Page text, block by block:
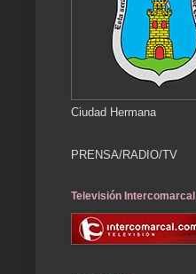
Ciudad Hermana
PRENSA/RADIO/TV
Televisión Intercomarcal